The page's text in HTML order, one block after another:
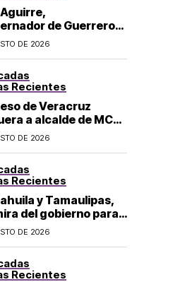
de Guerrero,
por caso
DE 2026
Recientes
de Veracruz
a alcalde de MC
por el asesinato
DE 2026
Recientes
y Tamaulipas,
del gobierno para
DE 2026
Recientes